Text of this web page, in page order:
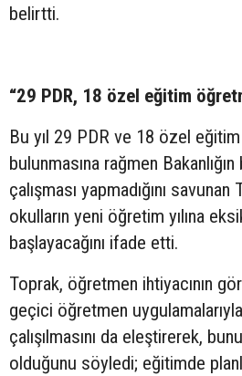
belirtti.
“29 PDR, 18 özel eğitim
Bu yıl 29 PDR ve 18 özel
bulunmasına rağmen
çalışması yapmadığını
okulların yeni öğretim yılına
başlayacağını ifade etti.
Toprak, öğretmen ihtiyacının
geçici öğretmen
çalışılmasını da eleştirerek,
olduğunu söyledi; eğitimde